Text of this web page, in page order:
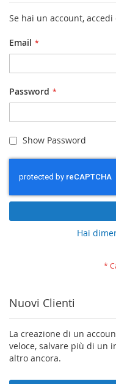
Se hai un account,
Email
Password
Show Password
Hai
Nuovi Clienti
La creazione di un
veloce, salvare più di un
altro ancora.